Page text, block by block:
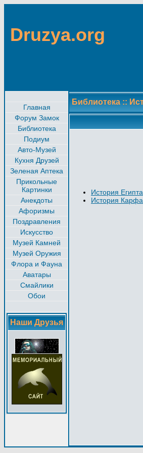
Druzya.org
Главная
Форум Замок
Библиотека
Подиум
Авто-Музей
Кухня Друзей
Зеленая Аптека
Прикольные
Картинки
Анекдоты
Афоризмы
Поздравления
Искусство
Музей Камней
Музей Оружия
Флора и Фауна
Аватары
Смайлики
Обои
Наши Друзья
Библиотека ::
История Египта
История